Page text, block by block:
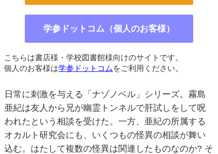
学参ドットコム（個人のお客様）
こちらは書店様・学校図書館様向けのサイトです。
個人のお客様は学参ドットコム をご利用ください。
日常に刺激を与える「ナゾノベル」シリーズ。霧島
亜紀は友人から兄が幽霊トンネルで肝試しをして呪
われたという相談を受けた。一方、亜紀の所属する
オカルト研究会にも、いくつもの怪異の相談が舞い
込む。はたして複数の怪異は関連したものなのか? そ